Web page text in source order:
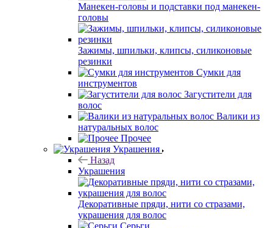
Манекен-головы и подставки под манекен-
головы
Зажимы, шпильки, клипсы, силиконовые
резинки
Сумки для
инструментов
Загустители для
волос
Валики из
натуральных волос
Прочее
Украшения
Назад
Украшения
Декоративные пряди, нити со стразами,
украшения для волос
Серьги